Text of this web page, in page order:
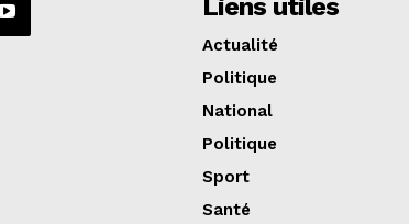
Liens utiles
Actualité
Politique
National
Politique
Sport
Santé